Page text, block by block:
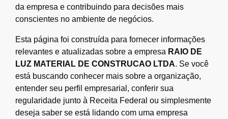
da empresa e contribuindo para decisões mais
conscientes no ambiente de negócios.
Esta página foi construída para fornecer informações
relevantes e atualizadas sobre a empresa RAIO DE
LUZ MATERIAL DE CONSTRUCAO LTDA. Se você
está buscando conhecer mais sobre a organização,
entender seu perfil empresarial, conferir sua
regularidade junto à Receita Federal ou simplesmente
deseja saber se está lidando com uma empresa